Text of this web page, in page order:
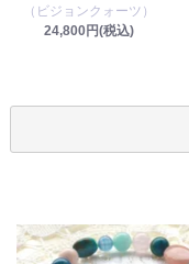
（ビジョンクォーツ）
24,800円(税込)